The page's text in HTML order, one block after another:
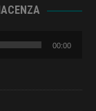
00:00